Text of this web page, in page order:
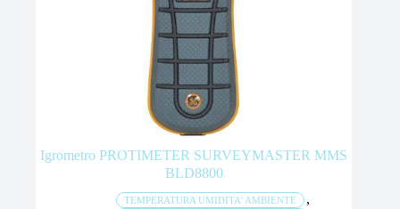
Igrometro PROTIMETER SURVEYMASTER MMS
BLD8800
TEMPERATURA UMIDITA' AMBIENTE ,